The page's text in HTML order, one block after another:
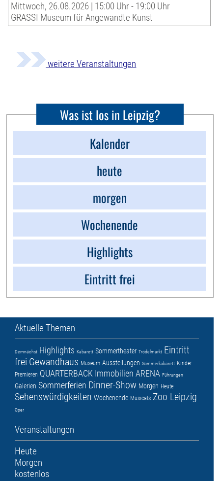
Mittwoch, 26.08.2026 | 15:00 Uhr - 19:00 Uhr
GRASSI Museum für Angewandte Kunst
weitere Veranstaltungen
Was ist los in Leipzig?
Kalender
heute
morgen
Wochenende
Highlights
Eintritt frei
Aktuelle Themen
Demnächst Highlights Kabarett Sommertheater Trödelmarkt Eintritt
frei Gewandhaus Museum Ausstellungen Sommerkabarett Kinder
Premieren QUARTERBACK Immobilien ARENA Führungen
Galerien Sommerferien Dinner-Show Morgen Heute
Sehenswürdigkeiten Wochenende Musicals Zoo Leipzig
Oper
Veranstaltungen
Heute
Morgen
kostenlos